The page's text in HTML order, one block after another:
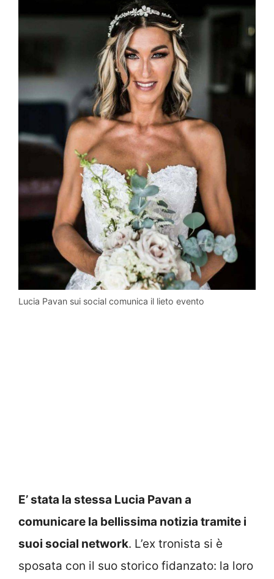
Lucia Pavan sui social comunica il lieto evento
E’ stata la stessa Lucia Pavan a
comunicare la bellissima notizia tramite i
suoi social network. L’ex tronista si è
sposata con il suo storico fidanzato: la loro